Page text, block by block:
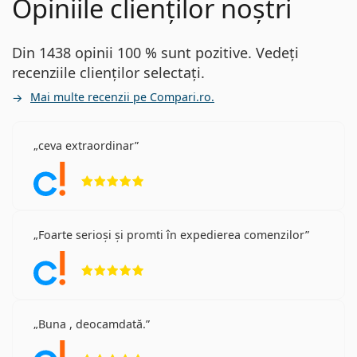
Opiniile clienților noștri
Din 1438 opinii 100 % sunt pozitive. Vedeți
recenziile clienților selectați.
Mai multe recenzii pe Compari.ro.
ceva extraordinar
Foarte serioși și promti în expedierea comenzilor
Buna , deocamdată.